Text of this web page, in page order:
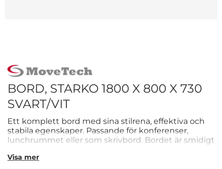
BORD, STARKO 1800 X 800 X 730
SVART/VIT
Ett komplett bord med sina stilrena, effektiva och
stabila egenskaper. Passande för konferenser,
lunchrummet eller som skrivbord. Bordet är smidigt
stativet i svart.
Visa mer